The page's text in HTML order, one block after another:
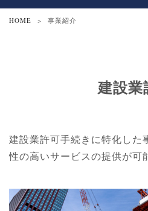
HOME > 事業紹介
建設業
建設業許可手続きに特化した
性の高いサービスの提供が可